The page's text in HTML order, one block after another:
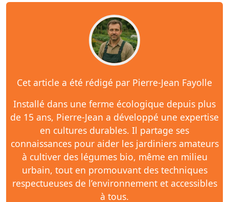
Cet article a été rédigé par Pierre-Jean Fayolle
Installé dans une ferme écologique depuis plus
de 15 ans, Pierre-Jean a développé une expertise
en cultures durables. Il partage ses
connaissances pour aider les jardiniers amateurs
à cultiver des légumes bio, même en milieu
urbain, tout en promouvant des techniques
respectueuses de l’environnement et accessibles
à tous.